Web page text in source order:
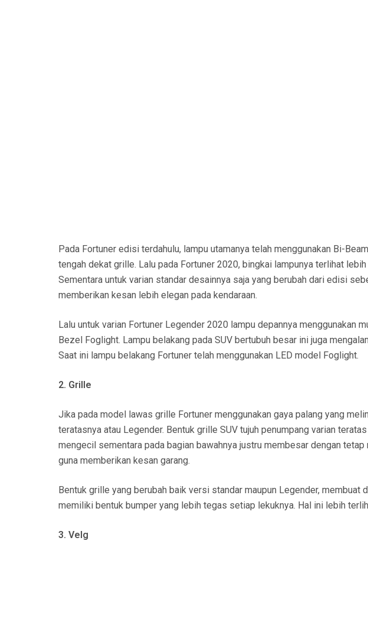
Pada Fortuner edisi terdahulu, lampu utamanya telah menggunakan Bi-
tengah dekat grille. Lalu pada Fortuner 2020, bingkai lampunya terlihat
Sementara untuk varian standar desainnya saja yang berubah dari edisi
memberikan kesan lebih elegan pada kendaraan.
Lalu untuk varian Fortuner Legender 2020 lampu depannya menggunakan
Bezel Foglight. Lampu belakang pada SUV bertubuh besar ini juga
Saat ini lampu belakang Fortuner telah menggunakan LED model Foglight.
2. Grille
Jika pada model lawas grille Fortuner menggunakan gaya palang yang
teratasnya atau Legender. Bentuk grille SUV tujuh penumpang varian
mengecil sementara pada bagian bawahnya justru membesar dengan
guna memberikan kesan garang.
Bentuk grille yang berubah baik versi standar maupun Legender, membuat
memiliki bentuk bumper yang lebih tegas setiap lekuknya. Hal ini lebih
3. Velg